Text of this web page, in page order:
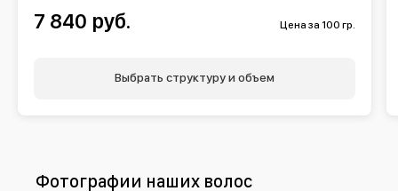
7 840 руб. Цена за 100 гр.
Выбрать структуру и объем
Фотографии наших волос